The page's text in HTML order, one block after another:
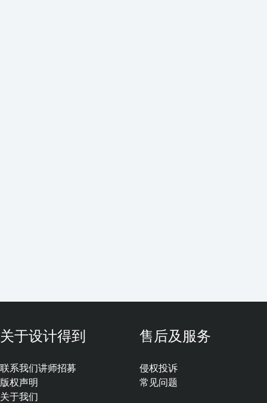
关于设计得到
联系我们
版权声明
关于我们
讲师招募
售后及服务
侵权投诉
常见问题